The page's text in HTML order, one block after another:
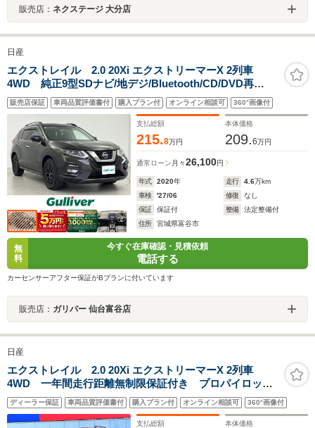
販売店： ネクステージ 大分店
日産
エクストレイル 2.0 20Xi エクストリーマーX 2列車
4WD 純正9型SDナビ/地デジ/Bluetooth/CD/DVD再
生/HDMI/全方位カメラ/デジタルインナーミラー/純正ドラ
イブレコーダー/ビルトインETC/プロパイロット/レーダー
クルーズコントロール/電動リアゲート/ルーフレール/禁煙
車
販売店保証 車両品質評価書付 購入プラン付 オンライン相談可 360°画像付
支払総額
215.8万円
本体価格
209.6万円
通常ローン 月々26,100円
年式 2020年 走行 4.6万km
車検
'27/06 修復
なし
保証
保証付 整備
法定整備付
住所
宮城県富谷市
無
料
今すぐ在庫確認・見積依頼
電話する
カーセンサーアフター保証がBプランに付いています
販売店： ガリバー 仙台富谷店
日産
エクストレイル 2.0 20Xi エクストリーマーX 2列車
4WD 一年間走行距離無制限保証付き プロパイロッ
ト 純正ナビ アラウンドビューモニター ルーフレー
ル LEDヘッドライト インテリジェントキー
ディーラー保証 車両品質評価書付 購入プラン付 オンライン相談可 360°画像付
支払総額 本体価格